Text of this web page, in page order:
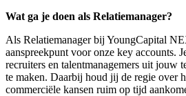
Wat ga je doen als Relatiemanager?
Als Relatiemanager bij YoungCapital
aanspreekpunt voor onze key accounts.
recruiters en talentmanagemers uit jouw
te maken. Daarbij houd jij de regie over
commerciële kansen ruim op tijd